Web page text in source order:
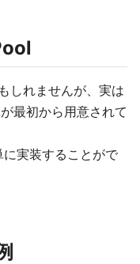
しれませんが、実は
最初から用意されて
実装することがで